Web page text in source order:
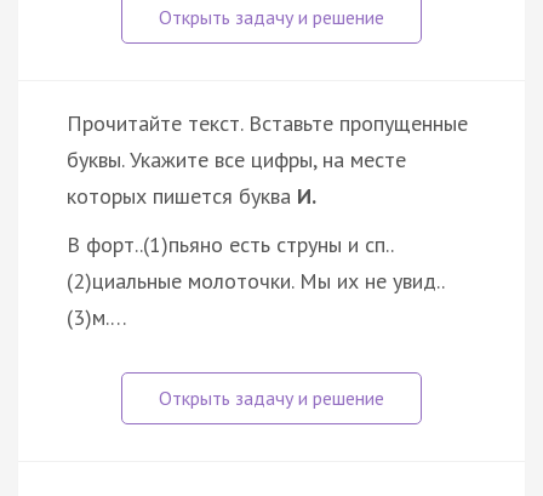
Прочитайте текст. Вставьте пропущенные
буквы. Укажите все цифры, на месте
которых пишется буква И.
В форт..(1)пьяно есть струны и сп..
(2)циальные молоточки. Мы их не увид..
(3)м.…